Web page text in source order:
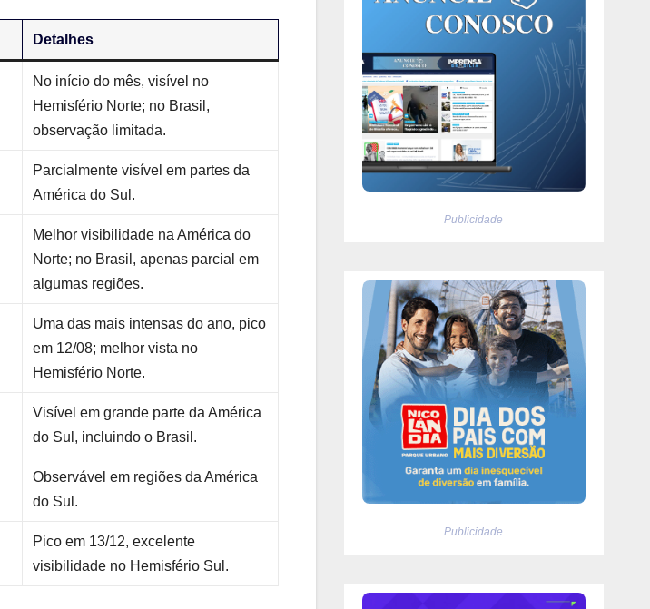
Detalhes
No início do mês, visível no
Hemisfério Norte; no Brasil,
observação limitada.
Parcialmente visível em partes da
América do Sul.
Melhor visibilidade na América do
Norte; no Brasil, apenas parcial em
algumas regiões.
Uma das mais intensas do ano, pico
em 12/08; melhor vista no
Hemisfério Norte.
Visível em grande parte da América
do Sul, incluindo o Brasil.
Observável em regiões da América
do Sul.
Pico em 13/12, excelente
visibilidade no Hemisfério Sul.
Publicidade
Publicidade